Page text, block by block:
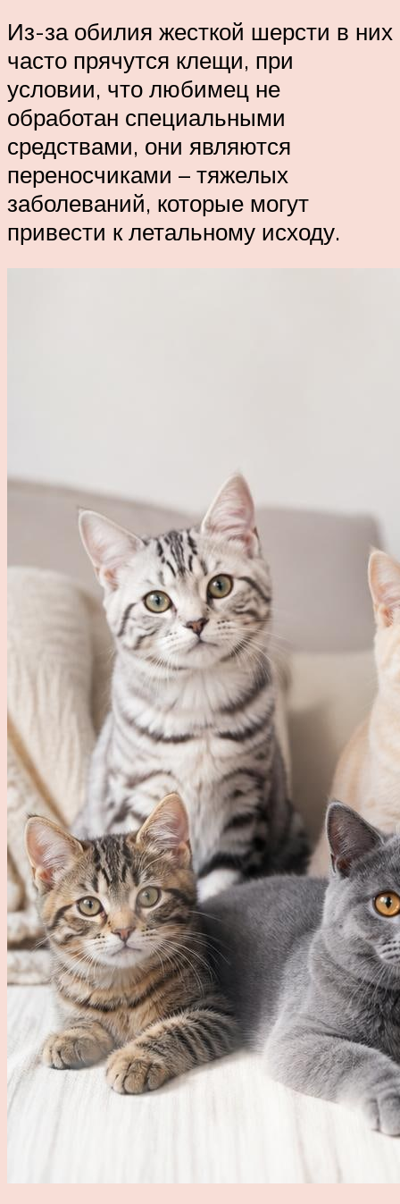
Из-за обилия жесткой шерсти в них
часто прячутся клещи, при
условии, что любимец не
обработан специальными
средствами, они являются
переносчиками – тяжелых
заболеваний, которые могут
привести к летальному исходу.